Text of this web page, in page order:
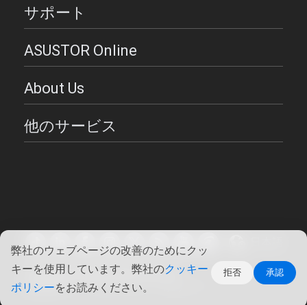
弊社のウェブページの改善のためにクッ
キーを使用しています。弊社のクッキー
ポリシーをお読みください。
拒否 承認
サポート
ASUSTOR Online
About Us
他のサービス
Copyright ©2026 ASUSTOR Inc.
使用条件 | プライバシー・ポリシー